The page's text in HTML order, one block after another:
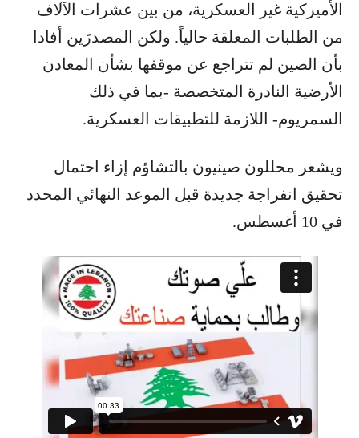
الأميركية غير العسكرية، من بين عشرات الآلاف
من الطلبات المعلقة حالياً. ولكن المصدرَين أفادا
بأن الصين لم تتراجع عن موقفها بشأن المعادن
الأرضية النادرة المتخصصة -بما في ذلك
السمريوم- اللازمة للتطبيقات العسكرية.
ويشعر محللون صينيون بالتشاؤم إزاء احتمال
تحقيق انفراجة جديدة قبل الموعد النهائي المحدد
في 10 أغسطس.